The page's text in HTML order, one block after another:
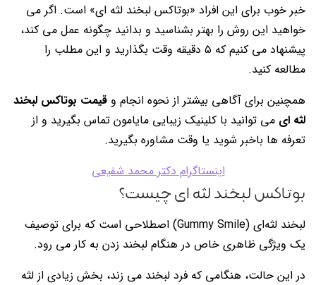
خبر خوب برای این افراد «بوتاکس لبخند لثه ای» است. اگر می
خواهید این روش را بهتر بشناسید و بدانید چگونه عمل می کند،
پیشنهاد می کنیم که ۵ دقیقه وقت بگذارید و این مطلب را
مطالعه کنید.
همچنین برای آگاهی بیشتر از نحوه انجام و قیمت بوتاکس لبخند
لثه ای می توانید با کلینیک زیبایی مایامون تماس بگیرید و از
تعرفه ها باخبر شوید یا وقت مشاوره بگیرید.
اینستاگرام دکتر محمد شفیعی
بوتاکس لبخند لثه ای چیست؟
لبخند لثه‌ای (Gummy Smile) اصطلاحی است که برای توصیف
یک ویژگی ظاهری خاص در هنگام لبخند زدن به کار می رود.
در این حالت، هنگامی که فرد لبخند می زند، بخش زیادی از لثه